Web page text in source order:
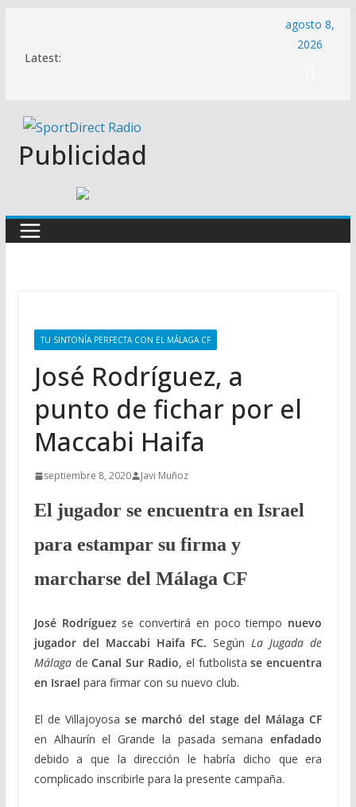
contenido
Latest:
agosto 8,
2026
Publicidad
TU SINTONÍA PERFECTA CON EL MÁLAGA CF
José Rodríguez, a
punto de fichar por el
Maccabi Haifa
septiembre 8, 2020 Javi Muñoz
El jugador se encuentra en Israel
para estampar su firma y
marcharse del Málaga CF
José Rodríguezse convertirá en poco tiempo nuevo
jugador del Maccabi Haifa FC. Según La Jugada de
Málagade Canal Sur Radio, el futbolista se encuentra
en Israel para firmar con su nuevo club.
El de Villajoyosa se marchó del stage del Málaga CF
en Alhaurín el Grande la pasada semanaenfadado
debido a que la dirección le habría dicho que era
complicado inscribirle para la presente campaña.